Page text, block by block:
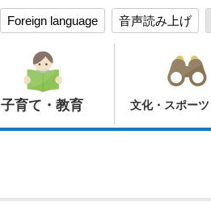
Foreign language 音声読み上げ
子育て・教育 文化・スポー